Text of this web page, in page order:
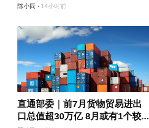
陈小同 · 14小时前
直通部委｜前7月货物贸易进出
口总值超30万亿 8月或有1个较...